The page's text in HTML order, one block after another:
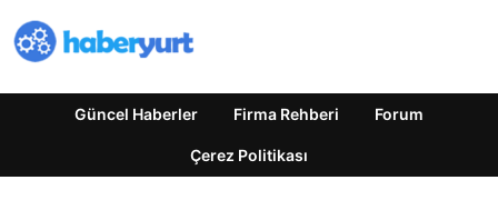
Güncel Haberler Firma Rehberi Forum
Çerez Politikası